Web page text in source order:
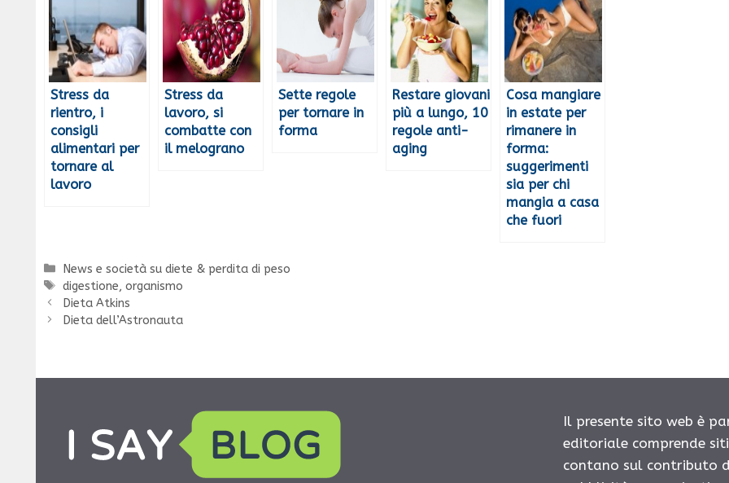
Stress da
rientro, i
consigli
alimentari per
tornare al
lavoro
Stress da
lavoro, si
combatte con
il melograno
Sette regole
per tornare in
forma
Restare giovani
più a lungo, 10
regole anti-
aging
Cosa mangiare
in estate per
rimanere in
forma:
suggerimenti
sia per chi
mangia a casa
che fuori
Categorie
News e società su diete & perdita di peso
Tag
digestione,organismo
Dieta Atkins
Dieta dell’Astronauta
Il presente sito web è
editoriale comprende
contano sul contributo